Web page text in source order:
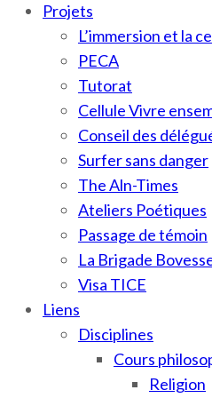
Projets
L’immersion et la
PECA
Tutorat
Cellule Vivre
Conseil des
Surfer sans danger
The Aln-Times
Ateliers Poétiques
Passage de témoin
La Brigade
Visa TICE
Liens
Disciplines
Cours
Religion